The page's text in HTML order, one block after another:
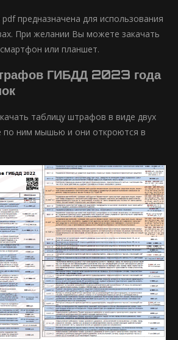
предназначена для использования
При желании Вы можете закачать
или планшет.
ГИБДД 2023 года
таблицу штрафов в виде двух
по ним мышью и они откроются в